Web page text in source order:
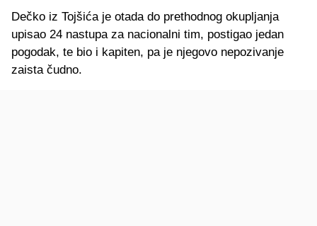
Dečko iz Tojšića je otada do prethodnog okupljanja
upisao 24 nastupa za nacionalni tim, postigao jedan
pogodak, te bio i kapiten, pa je njegovo nepozivanje
zaista čudno.